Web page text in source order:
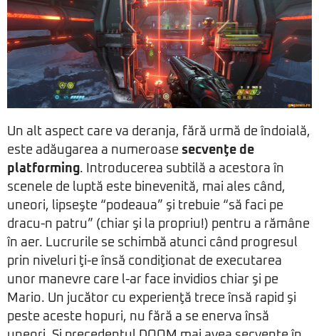
Un alt aspect care va deranja, fără urmă de îndoială,
este adăugarea a numeroase secvenţe de
platforming. Introducerea subtilă a acestora în
scenele de luptă este binevenită, mai ales când,
uneori, lipseşte “podeaua” şi trebuie “să faci pe
dracu-n patru” (chiar şi la propriu!) pentru a rămâne
în aer. Lucrurile se schimbă atunci când progresul
prin niveluri ţi-e însă condiţionat de executarea
unor manevre care l-ar face invidios chiar şi pe
Mario. Un jucător cu experienţă trece însă rapid şi
peste aceste hopuri, nu fără a se enerva însă